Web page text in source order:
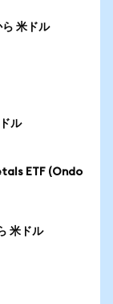
米ドル
ル
ETF (Ondo
米ドル